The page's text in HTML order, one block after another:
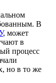
В
, может
в
процесс
но в то же